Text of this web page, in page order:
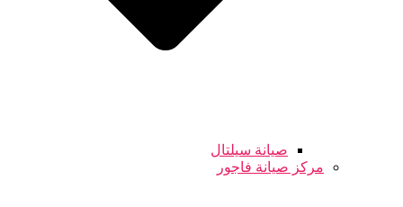
صيانة سيلتال
مركز صيانة فاجور